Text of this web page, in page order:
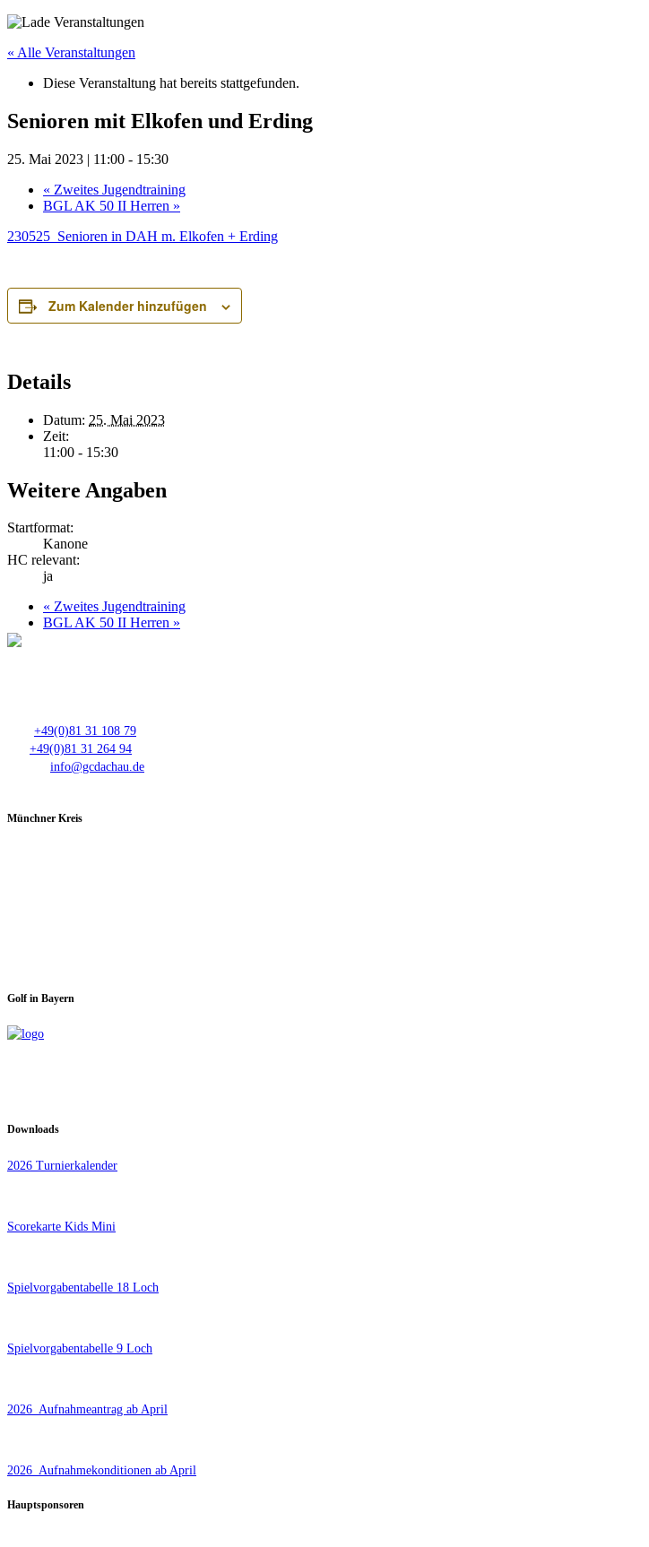
« Alle Veranstaltungen
Diese Veranstaltung hat bereits stattgefunden.
Senioren mit Elkofen und Erding
25. Mai 2023 | 11:00 - 15:30
« Zweites Jugendtraining
BGL AK 50 II Herren »
230525_Senioren in DAH m. Elkofen + Erding
Zum Kalender hinzufügen
Details
Datum: 25. Mai 2023
Zeit:
11:00 - 15:30
Weitere Angaben
Startformat:
Kanone
HC relevant:
ja
« Zweites Jugendtraining
BGL AK 50 II Herren »
+49(0)81 31 108 79
+49(0)81 31 264 94
info@gcdachau.de
Münchner Kreis
Golf in Bayern
Downloads
2026 Turnierkalender
Scorekarte Kids Mini
Spielvorgabentabelle 18 Loch
Spielvorgabentabelle 9 Loch
2026_Aufnahmeantrag ab April
2026_Aufnahmekonditionen ab April
Hauptsponsoren